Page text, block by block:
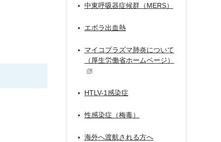
中東呼吸器症候群（MERS）
エボラ出血熱
マイコプラズマ肺炎について
（厚生労働省ホームページ）
HTLV-1感染症
性感染症（梅毒）
海外へ渡航される方へ